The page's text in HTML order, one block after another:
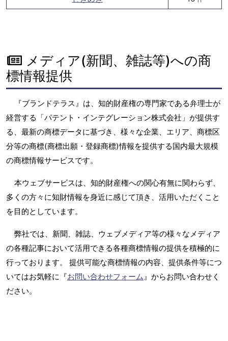
メディア(新聞、雑誌等)への商
標情報提供
『ブランドテラス』は、知的財産権の専門家である弁理士が
経営する「パテント・インテグレーション株式会社」が提供す
る、最新の商標データに基づき、様々な企業、エリア、商標区
分等の商標(商標出願・登録商標)情報を提供する国内最大規模
の商標情報サービスです。
本ウェブサービスは、知的財産権への関心有無に関わらず、
多くの方々に知財情報を身近に感じて頂き、活用いただくこと
を目的としています。
弊社では、新聞、雑誌、ウェブメディア等の様々なメディア
の各種記事において活用できる各種商標情報の提供を積極的に
行っております。 提供可能な商標情報の内容、提供条件等につ
いてはお気軽に『お問い合わせフォーム』からお問い合わせく
ださい。